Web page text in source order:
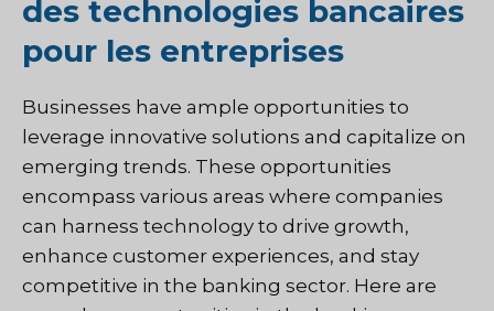
des technologies bancaires
pour les entreprises
Businesses have ample opportunities to
leverage innovative solutions and capitalize on
emerging trends. These opportunities
encompass various areas where companies
can harness technology to drive growth,
enhance customer experiences, and stay
competitive in the banking sector. Here are